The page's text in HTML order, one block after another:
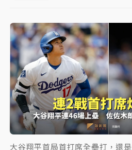
獨家｜ 和欣客運總裁逝世！少東
腳鐐提前奔靈堂畫面曝
處置制度大變革！ 證交所今起縮
數與撮合時間
才續任就飛美國大學面試 清大
到來時引起我的好奇
大谷翔平首局首打席全壘打，還